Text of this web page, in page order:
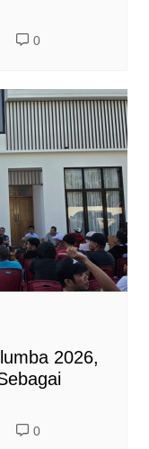
0
2026,
0